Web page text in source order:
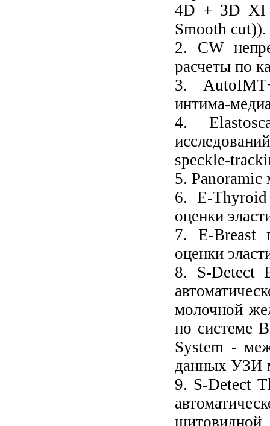
4D + 3D XI
Smooth cut)).
2. CW
расчеты по
3.
интима-
4.
speckle-
5. Panoramic
6. E-Thyroid
оценки
7. E-Breast
оценки
8. S-Detect
молочной
по системе
System -
данных УЗИ
9. S-Detect